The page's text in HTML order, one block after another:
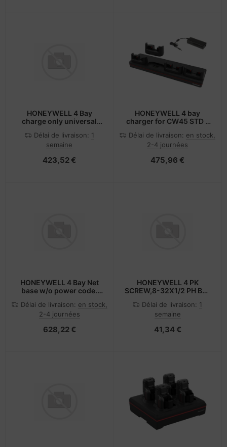
HONEYWELL 4 Bay
charge only universal
Délai de livraison: 1
semaine
423,52 €
HONEYWELL 4 bay
charger for CW45 STD -
Délai de livraison: en stock,
2-4 journées
475,96 €
HONEYWELL 4 Bay Net
base w/o power code.
Délai de livraison: en stock,
2-4 journées
628,22 €
HONEYWELL 4 PK
SCREW,8-32X1/2 PH BLK
CT50/CT60/CT40
Délai de livraison: 1
semaine
41,34 €